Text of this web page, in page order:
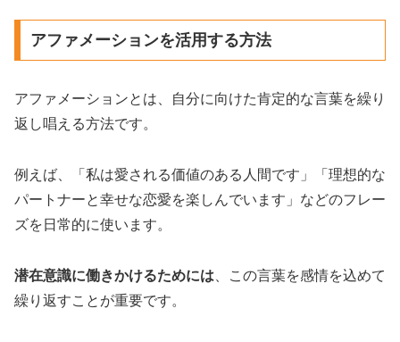
アファメーションを活用する方法
アファメーションとは、自分に向けた肯定的な言葉を繰り
返し唱える方法です。
例えば、「私は愛される価値のある人間です」「理想的な
パートナーと幸せな恋愛を楽しんでいます」などのフレー
ズを日常的に使います。
潜在意識に働きかけるためには 、この言葉を感情を込めて
繰り返すことが重要です。